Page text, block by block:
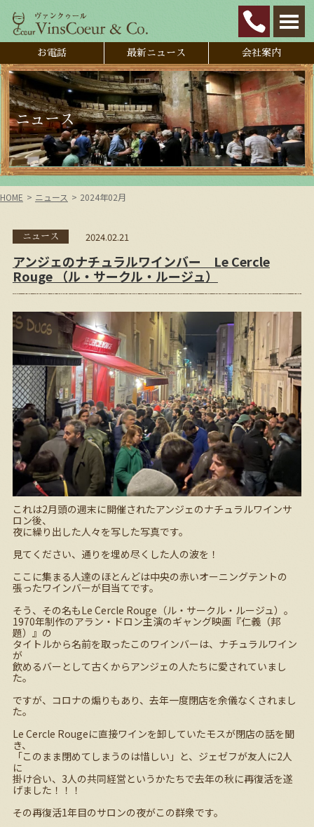
お電話 最新ニュース 会社案内
ニュース
HOME ニュース 2024年02月
ニュース 2024.02.21
アンジェのナチュラルワインバー Le Cercle
Rouge （ル・サークル・ルージュ）
これは2月頭の週末に開催されたアンジェのナチュラルワインサ
ロン後、
夜に繰り出した人々を写した写真です。
見てください、通りを埋め尽くした人の波を！
ここに集まる人達のほとんどは中央の赤いオーニングテントの
張ったワインバーが目当てです。
そう、その名もLe Cercle Rouge （ル・サークル・ルージュ）。
1970年制作のアラン・ドロン主演のギャング映画『仁義（邦
題）』の
タイトルから名前を取ったこのワインバーは、ナチュラルワイン
が
飲めるバーとして古くからアンジェの人たちに愛されていまし
た。
ですが、コロナの煽りもあり、去年一度閉店を余儀なくされまし
た。
Le Cercle Rougeに直接ワインを卸していたモスが閉店の話を聞
き、
「このまま閉めてしまうのは惜しい」と、ジェゼフが友人に2人
に
掛け合い、 3人の共同経営というかたちで去年の秋に再復活を遂
げました！！！
その再復活1年目のサロンの夜がこの群衆です。